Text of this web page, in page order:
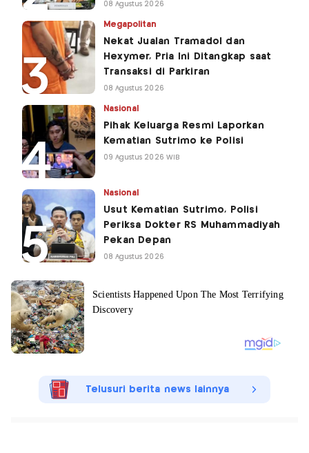
08 Agustus 2026
Megapolitan
Nekat Jualan Tramadol dan
Hexymer, Pria Ini Ditangkap saat
Transaksi di Parkiran
08 Agustus 2026
Nasional
Pihak Keluarga Resmi Laporkan
Kematian Sutrimo ke Polisi
09 Agustus 2026 WIB
Nasional
Usut Kematian Sutrimo, Polisi
Periksa Dokter RS Muhammadiyah
Pekan Depan
08 Agustus 2026
Telusuri berita news lainnya